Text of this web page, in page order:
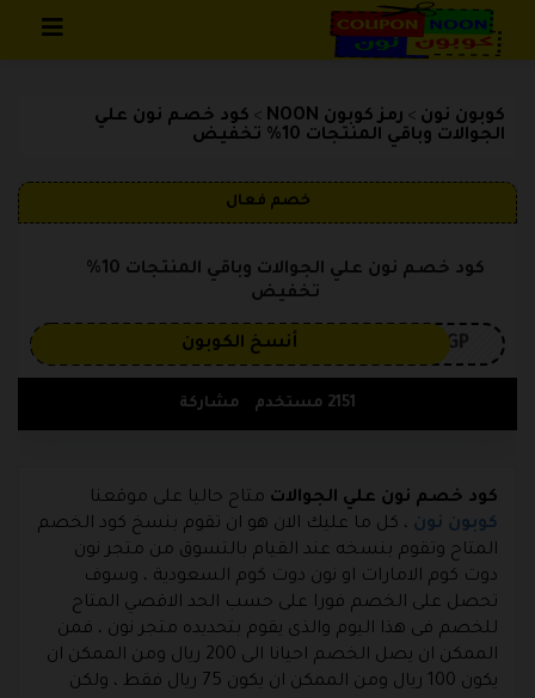
كوبون نون > رمز كوبون NOON > كود خصم نون علي
الجوالات وباقي المنتجات 10% تخفيض
خصم فعال
كود خصم نون علي الجوالات وباقي المنتجات 10%
تخفيض
3GP أنسخ الكوبون
2151 مستخدم مشاركة
كود خصم نون علي الجوالات متاح حاليا على موقعنا
كوبون نون ، كل ما عليك الان هو ان تقوم بنسخ كود الخصم
المتاح وتقوم بنسخه عند القيام بالتسوق من متجر نون
دوت كوم الامارات او نون دوت كوم السعودية ، وسوف
تحصل على الخصم فورا على حسب الحد الاقصي المتاح
للخصم فى هذا اليوم والذى يقوم بتحديده متجر نون ، فمن
الممكن ان يصل الخصم احيانا الى 200 ريال ومن الممكن ان
يكون 100 ريال ومن الممكن ان يكون 75 ريال فقط ، ولكن